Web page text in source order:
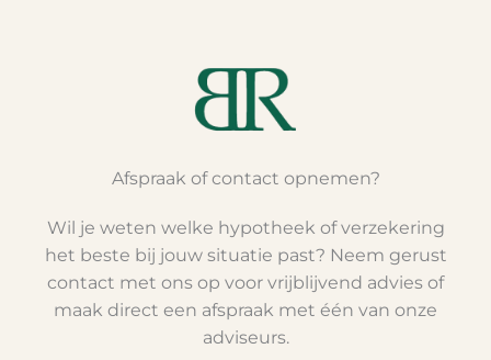
Afspraak of contact opnemen?
Wil je weten welke hypotheek of verzekering
het beste bij jouw situatie past? Neem gerust
contact met ons op voor vrijblijvend advies of
maak direct een afspraak met één van onze
adviseurs.